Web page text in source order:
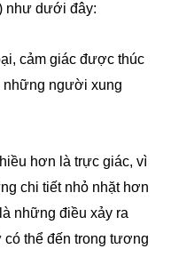
như dưới đây:
cảm giác được thúc
những người xung
hơn là trực giác, vì
chi tiết nhỏ nhặt hơn
những điều xảy ra
thể đến trong tương